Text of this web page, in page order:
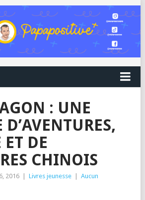
: UNE
DE
CHINOIS
2016 Livres jeunesse
Aucun